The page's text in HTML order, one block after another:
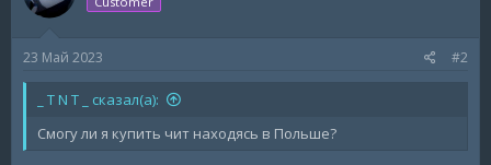
23 Май 2023 #2
_ T N T _ сказал(а):
Смогу ли я купить чит находясь в Польше?